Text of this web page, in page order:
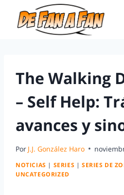
The Walking
– Self Help:
avances y
Por J.J. González Haro
NOTICIAS | SERIES | SERIES DE
UNCATEGORIZED